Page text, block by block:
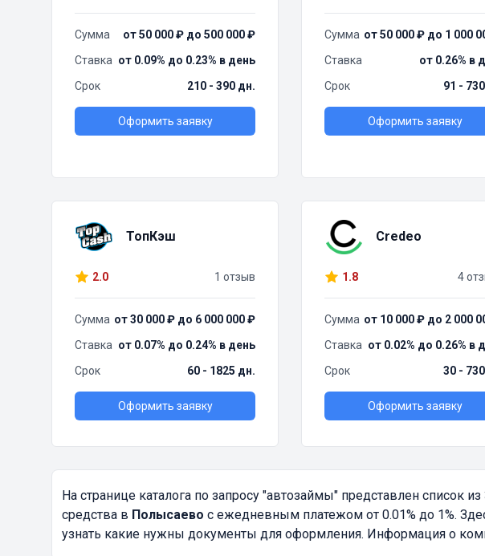
Сумма
от 50 000 ₽ до 500 000 ₽
Ставка от 0.09% до 0.23% в день
Срок
210 - 390 дн.
Оформить заявку
Сумма от 50 000 ₽ до 1 000
Ставка
от 0.26% в
Срок
91 -
Оформить заявку
ТопКэш
2.0 1 отзыв
Сумма от 30 000 ₽ до 6 000 000 ₽
Ставка от 0.07% до 0.24% в день
Срок
60 - 1825 дн.
Оформить заявку
Credeo
1.8 4
Сумма от 10 000 ₽ до 2 000
Ставка от 0.02% до 0.26% в
Срок
30 -
Оформить заявку
На странице каталога по запросу "автозаймы" представлен список
средства в Полысаево с ежедневным платежом от 0.01% до 1%.
узнать какие нужны документы для оформления. Информация о